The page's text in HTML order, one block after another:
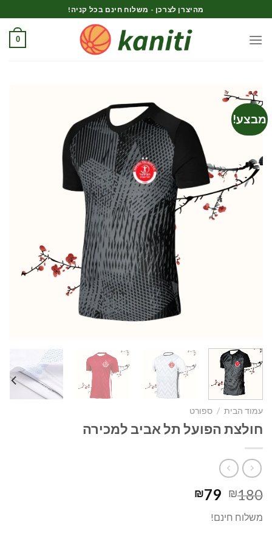
to
content
מהיצרן לצרכן - משלוח חינם בכל קניה!
0
מבצע!
עמוד הבית / ספורט
חולצת הפועל תל אביב למכירה
₪180
המחיר
היה:
₪79
משלוח חינם!